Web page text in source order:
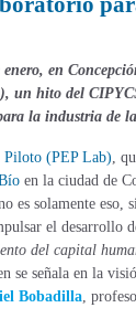
en
un hito del
la industria de
(PEP Lab) ,
en la ciudad de
no es solamente
el desarrollo
del capital
se señala en la
Bobadilla ,